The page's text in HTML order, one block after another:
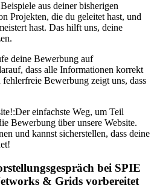
aus deiner bisherigen
Projekten, die du geleitet hast, und
hast. Das hilft uns, deine
deine Bewerbung auf
dass alle Informationen korrekt
Bewerbung zeigt uns, dass
Der einfachste Weg, um Teil
Bewerbung über unsere Website.
und kannst sicherstellen, dass deine
bei SPIE
& Grids vorbereitet